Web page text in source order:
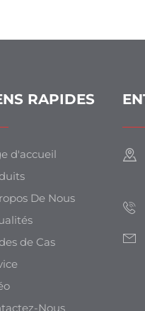
RAPIDES
d'accueil
De Nous
de Cas
Nous